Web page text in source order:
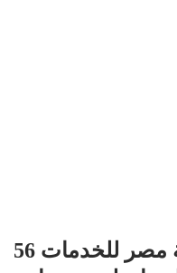
56 وظيفة خالية بشركة مصر للخدمات